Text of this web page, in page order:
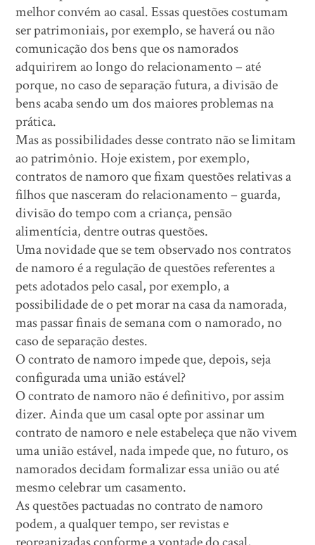
melhor convém ao casal. Essas questões costumam
ser patrimoniais, por exemplo, se haverá ou não
comunicação dos bens que os namorados
adquirirem ao longo do relacionamento – até
porque, no caso de separação futura, a divisão de
bens acaba sendo um dos maiores problemas na
prática.
Mas as possibilidades desse contrato não se limitam
ao patrimônio. Hoje existem, por exemplo,
contratos de namoro que fixam questões relativas a
filhos que nasceram do relacionamento – guarda,
divisão do tempo com a criança, pensão
alimentícia, dentre outras questões.
Uma novidade que se tem observado nos contratos
de namoro é a regulação de questões referentes a
pets adotados pelo casal, por exemplo, a
possibilidade de o pet morar na casa da namorada,
mas passar finais de semana com o namorado, no
caso de separação destes.
O contrato de namoro impede que, depois, seja
configurada uma união estável?
O contrato de namoro não é definitivo, por assim
dizer. Ainda que um casal opte por assinar um
contrato de namoro e nele estabeleça que não vivem
uma união estável, nada impede que, no futuro, os
namorados decidam formalizar essa união ou até
mesmo celebrar um casamento.
As questões pactuadas no contrato de namoro
podem, a qualquer tempo, ser revistas e